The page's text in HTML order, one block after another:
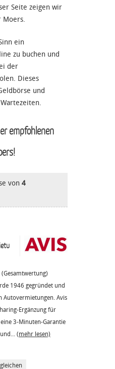
Seite zeigen wir
Moers.
ein
zu buchen und
der
Dieses
und
empfohlenen
von 4
(Gesamtwertung)
1946 gegründet und
Autovermietungen. Avis
Ergänzung für
3-Minuten-Garantie
(mehr lesen)